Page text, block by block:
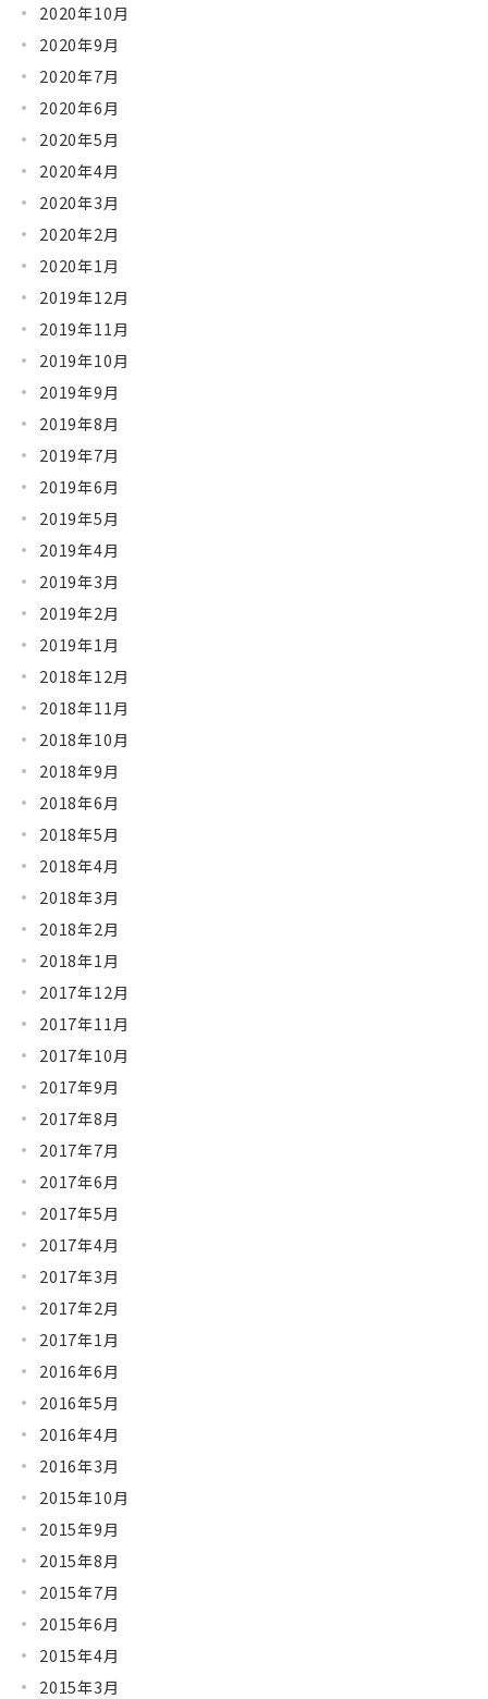
2020年10月
2020年9月
2020年7月
2020年6月
2020年5月
2020年4月
2020年3月
2020年2月
2020年1月
2019年12月
2019年11月
2019年10月
2019年9月
2019年8月
2019年7月
2019年6月
2019年5月
2019年4月
2019年3月
2019年2月
2019年1月
2018年12月
2018年11月
2018年10月
2018年9月
2018年6月
2018年5月
2018年4月
2018年3月
2018年2月
2018年1月
2017年12月
2017年11月
2017年10月
2017年9月
2017年8月
2017年7月
2017年6月
2017年5月
2017年4月
2017年3月
2017年2月
2017年1月
2016年6月
2016年5月
2016年4月
2016年3月
2015年10月
2015年9月
2015年8月
2015年7月
2015年6月
2015年4月
2015年3月